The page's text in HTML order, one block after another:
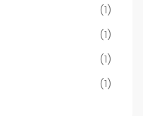
(1)
(1)
(1)
(1)